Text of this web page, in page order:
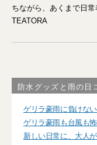
ちながら、あくまで日
TEATORA
防水グッズと雨の日
ゲリラ豪雨に負けな
ゲリラ豪雨も台風も
新しい日常に、大人